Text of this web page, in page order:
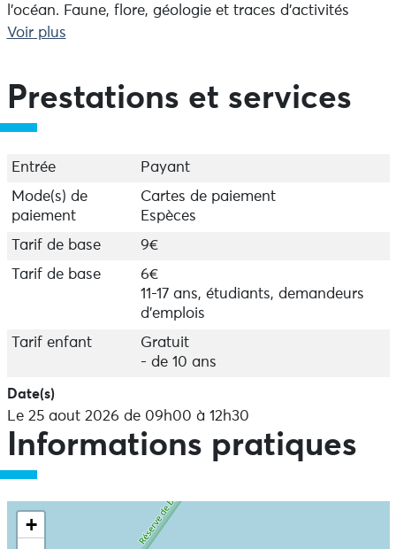
l’océan. Faune, flore, géologie et traces d’activités
humaines se mêlent pour raconter l’histoire de ces
Départ du parking de la Pointe du Van - Durée 3h - 5
km
Les mardis à 9h.
Sur réservation auprès de la Maison de site ou de
l'Office de Tourisme du Cap-Sizun à Audierne.
Voir plus
Prestations et services
Entrée
Payant
Mode(s) de
paiement
Cartes de paiement
Espèces
Tarif de base
9€
Tarif de base
6€
11-17 ans, étudiants, demandeurs
d'emplois
Tarif enfant
Gratuit
- de 10 ans
Date(s)
Le 25 aout 2026 de 09h00 à 12h30
Informations pratiques
+